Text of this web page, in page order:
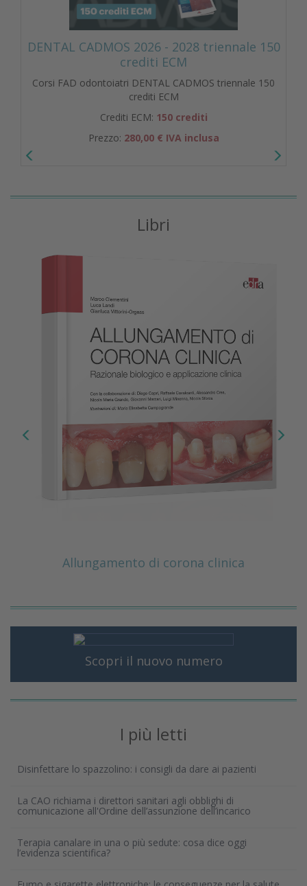
DENTAL CADMOS 2026 - 2028 triennale 150
crediti ECM
Corsi FAD odontoiatri DENTAL CADMOS triennale 150
crediti ECM
Crediti ECM: 150 crediti
Prezzo: 280,00 € IVA inclusa
Libri
Allungamento di corona clinica
Scopri il nuovo numero
I più letti
Disinfettare lo spazzolino: i consigli da dare ai pazienti
La CAO richiama i direttori sanitari agli obblighi di
comunicazione all'Ordine dell’assunzione dell’incarico
Terapia canalare in una o più sedute: cosa dice oggi
l’evidenza scientifica?